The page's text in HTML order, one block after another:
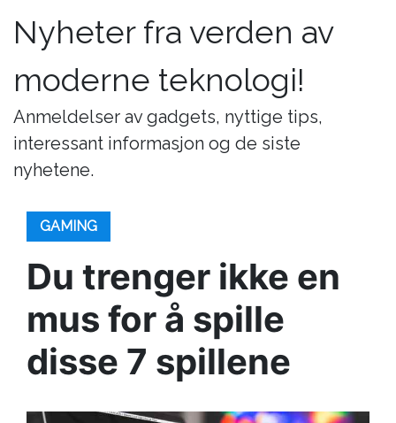
Nyheter fra verden av
moderne teknologi!
Anmeldelser av gadgets, nyttige tips,
interessant informasjon og de siste
nyhetene.
GAMING
Du trenger ikke en
mus for å spille
disse 7 spillene